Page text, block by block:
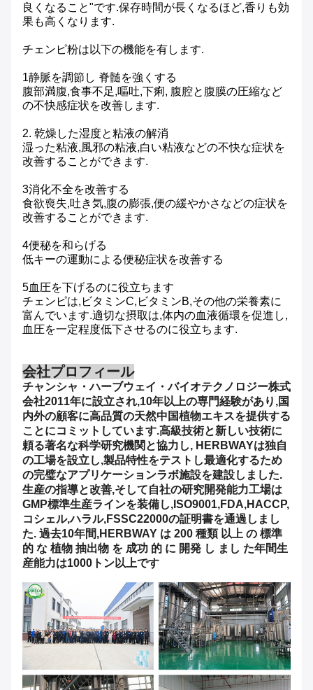
良くなること"です.保存時間が長くなるほど,香りも効
果も高くなります.
チェンピ粉は以下の機能を有します.
1静脈を調節し 脊髄を強くする
腹部満腹,食事不足,嘔吐,下痢, 腹腔と腹膜の圧縮など
の不快感症状を改善します.
2. 乾燥した湿度と粘液の解消
湿った粘液,風邪の粘液,白い粘液などの不快な症状を
改善することができます.
3消化不全を改善する
食欲喪失,吐き気,腹の膨張,便の緩やかさなどの症状を
改善することができます.
4便秘を和らげる
低キーの運動による便秘症状を改善する
5血圧を下げるのに役立ちます
チェンピは,ビタミンC,ビタミンB,その他の栄養素に
富んでいます.適切な摂取は,体内の血液循環を促進し,
血圧を一定程度低下させるのに役立ちます.
会社プロフィール
チャンシャ・ハーブウェイ・バイオテクノロジー株式
会社2011年に設立され,10年以上の専門経験があり,国
内外の顧客に高品質の天然中国植物エキスを提供する
ことにコミットしています.高級技術と新しい技術に
頼る著名な科学研究機関と協力し, HERBWAYは独自
の工場を設立し,製品特性をテストし最適化するため
の完璧なアプリケーションラボ施設を建設しました.
生産の指導と改善,そして自社の研究開発能力工場は
GMP標準生産ラインを装備し,ISO9001,FDA,HACCP,
コシェル,ハラル,FSSC22000の証明書を通過しまし
た. 過去10年間,HERBWAY は 200 種類 以上 の 標準
的 な 植物 抽出物 を 成功 的 に 開発 し まし た年間生
産能力は1000トン以上です